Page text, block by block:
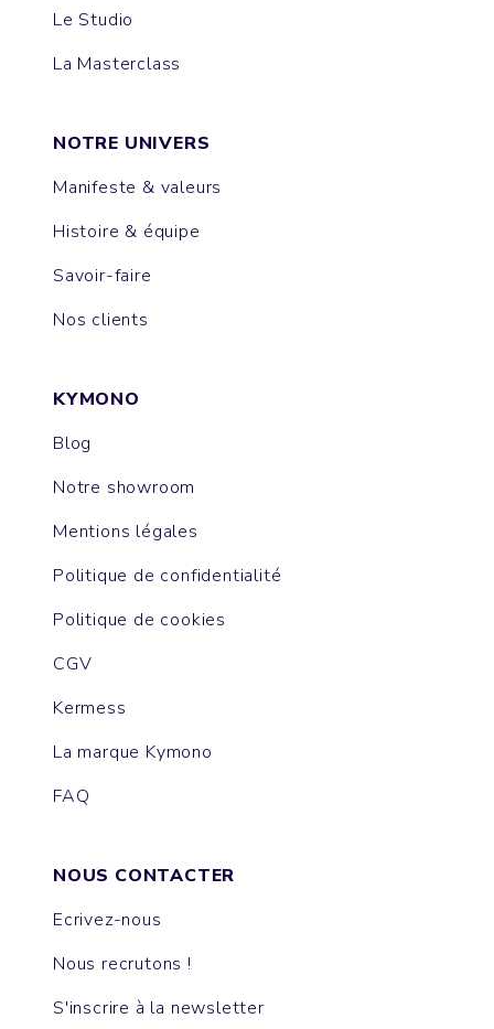
Le Studio
La Masterclass
NOTRE UNIVERS
Manifeste & valeurs
Histoire & équipe
Savoir-faire
Nos clients
KYMONO
Blog
Notre showroom
Mentions légales
Politique de confidentialité
Politique de cookies
CGV
Kermess
La marque Kymono
FAQ
NOUS CONTACTER
Ecrivez-nous
Nous recrutons !
S'inscrire à la newsletter